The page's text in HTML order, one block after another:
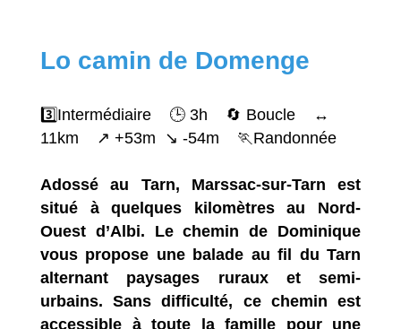
Lo camin de Domenge
3️⃣Intermédiaire 🕒 3h 🔄 Boucle ↔️
11km ↗️ +53m ↘️ -54m 🏃Randonnée
Adossé au Tarn, Marssac-sur-Tarn est
situé à quelques kilomètres au Nord-
Ouest d’Albi. Le chemin de Dominique
vous propose une balade au fil du Tarn
alternant paysages ruraux et semi-
urbains. Sans difficulté, ce chemin est
accessible à toute la famille pour une